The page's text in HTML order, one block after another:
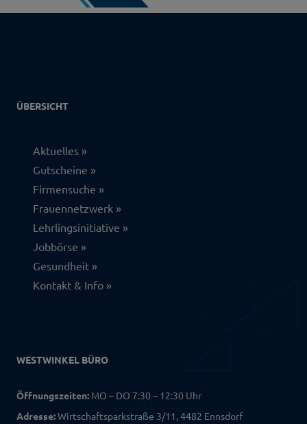
ÜBERSICHT
Aktuelles
Gutscheine
Firmensuche
Frauennetzwerk
Lehrlingsinitiative
Jobbörse
Gesundheit
Kontakt & Info
WESTWINKEL BÜRO
Öffnungszeiten: MO – DO 7:30 – 12:30 Uhr
Adresse:Wirtschaftsparkstraße 3/11, 4482 Ennsdorf